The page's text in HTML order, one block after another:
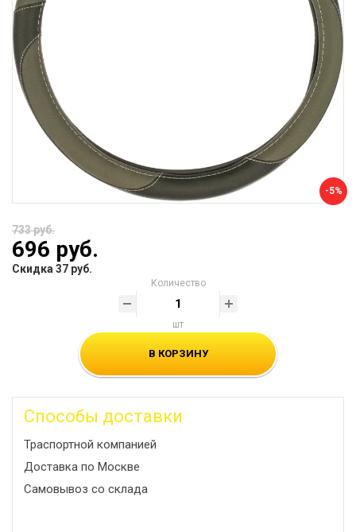
-5%
733 руб.
696 руб.
Скидка 37 руб.
Количество
шт
В КОРЗИНУ
Способы доставки
Траспортной компанией
Доставка по Москве
Самовывоз со склада